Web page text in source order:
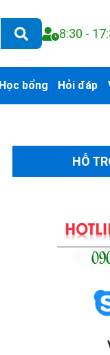
8:30 -
Học bổng Hỏi đáp
HỖ